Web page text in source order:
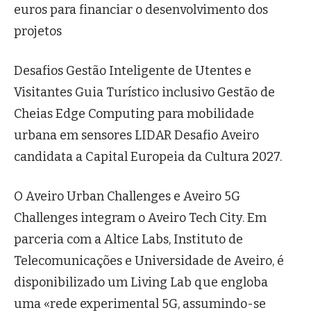
euros para financiar o desenvolvimento dos
projetos
Desafios Gestão Inteligente de Utentes e
Visitantes Guia Turístico inclusivo Gestão de
Cheias Edge Computing para mobilidade
urbana em sensores LIDAR Desafio Aveiro
candidata a Capital Europeia da Cultura 2027.
O Aveiro Urban Challenges e Aveiro 5G
Challenges integram o Aveiro Tech City. Em
parceria com a Altice Labs, Instituto de
Telecomunicações e Universidade de Aveiro, é
disponibilizado um Living Lab que engloba
uma «rede experimental 5G, assumindo-se